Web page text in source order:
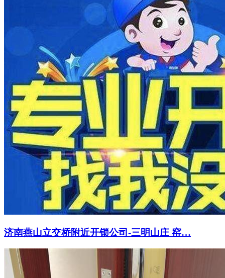
济南燕山立交桥附近开锁公司-三明山庄 窑…